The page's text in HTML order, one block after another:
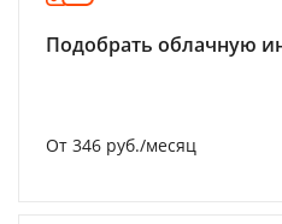
Подобрать облачную
От 346 руб./месяц